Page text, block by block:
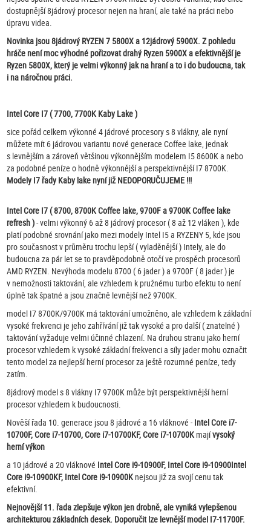
dostupnější 8jádrový procesor nejen na hraní, ale také na práci nebo
úpravu videa.
Novinka jsou 8jádrový RYZEN 7 5800X a 12jádrový 5900X. Z pohledu
hráče není moc výhodné pořizovat drahý Ryzen 5900X a efektivnější je
Ryzen 5800X, který je velmi výkonný jak na hraní a to i do budoucna, tak
i na náročnou práci.
Intel Core I7 ( 7700, 7700K Kaby Lake )
sice pořád celkem výkonné 4 jádrové procesory s 8 vlákny, ale nyní
můžete mít 6 jádrovou variantu nové generace Coffee lake, jednak
s levnějším a zároveň většinou výkonnějším modelem I5 8600K a nebo
za podobné peníze o hodně výkonnější a perspektivnější I7 8700K.
Modely I7 řady Kaby lake nyní již NEDOPORUČUJEME !!!
Intel Core I7 ( 8700, 8700K Coffee lake, 9700F a 9700K Coffee lake
refresh )- velmi výkonný 6 až 8 jádrový procesor ( 8 až 12 vláken ), kde
platí podobné srovnání jako mezi modely Intel I5 a RYZENY 5, kde jsou
pro současnost v průměru trochu lepší ( vyladěnější ) Intely, ale do
budoucna za pár let se to pravděpodobně otočí ve prospěch procesorů
AMD RYZEN. Nevýhoda modelu 8700 ( 6 jader ) a 9700F ( 8 jader ) je
v nemožnosti taktování, ale vzhledem k pružnému turbo efektu to není
úplně tak špatné a jsou značně levnější než 9700K.
model I7 8700K/9700K má taktování umožněno, ale vzhledem k základní
vysoké frekvenci je jeho zahřívání již tak vysoké a pro další ( znatelné )
taktování vyžaduje velmi účinné chlazení. Na druhou stranu jako herní
procesor vzhledem k vysoké základní frekvenci a síly jader mohu označit
tento model za nejlepší herní procesor za ještě rozumné peníze, tedy
zatím.
8jádrový model s 8 vlákny I7 9700K může být perspektivnější herní
procesor vzhledem k budoucnosti.
Nověší řada 10. generace jsou 8 jádrové a 16 vláknové -Intel Core i7-
10700F, Core i7-10700, Core i7-10700KF, Core i7-10700K majívysoký
herní výkon
a 10 jádrové a 20 vláknové Intel Core i9-10900F, Intel Core i9-10900Intel
Core i9-10900KF, Intel Core i9-10900K nejsou již za svojí cenu tak
efektivní.
Nejnovější 11. řada zlepšuje výkon jen drobně, ale vyniká vylepšenou
architekturou základních desek. Doporučit lze levnější model I7-11700F.